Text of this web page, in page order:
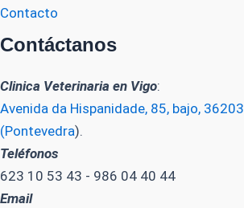
Contacto
Contáctanos
Clinica Veterinaria en Vigo:
Avenida da Hispanidade, 85, bajo,
(Pontevedra).
Teléfonos
623 10 53 43 - 986 04 40 44
Email